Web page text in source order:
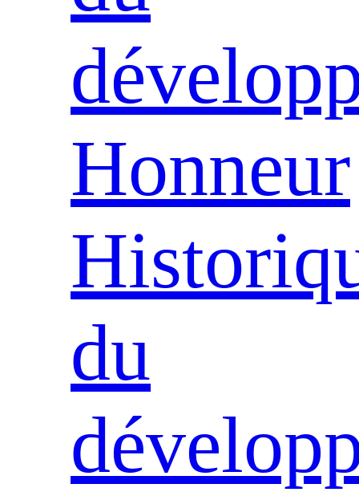
Honneur
du